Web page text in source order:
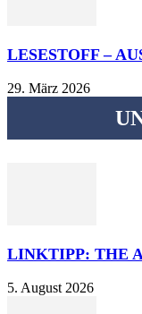
LESESTOFF –
29. März 2026
LINKTIPP: THE
5. August 2026